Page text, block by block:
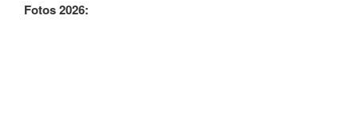
Fotos 2026: